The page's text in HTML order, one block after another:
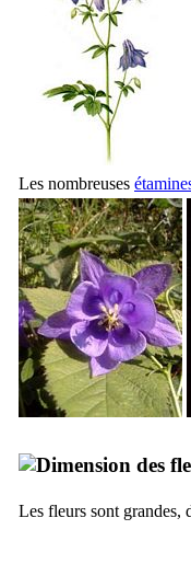
Les nombreuses
Les fleurs sont grandes,